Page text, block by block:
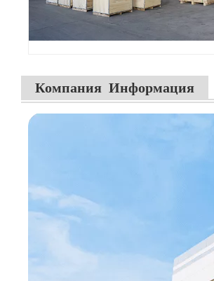
Компания Информация